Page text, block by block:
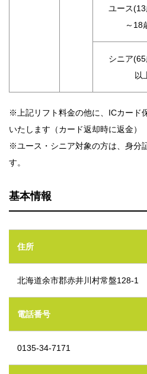
ユース
～18
シニア
以
※上記リフト料金の他に、ICカード
いたします（カード返却時に返金）
※ユース・シニア対象の方は、身分
す。
基本情報
住所
北海道余市郡赤井川村常盤128-1
電話番号
0135-34-7171